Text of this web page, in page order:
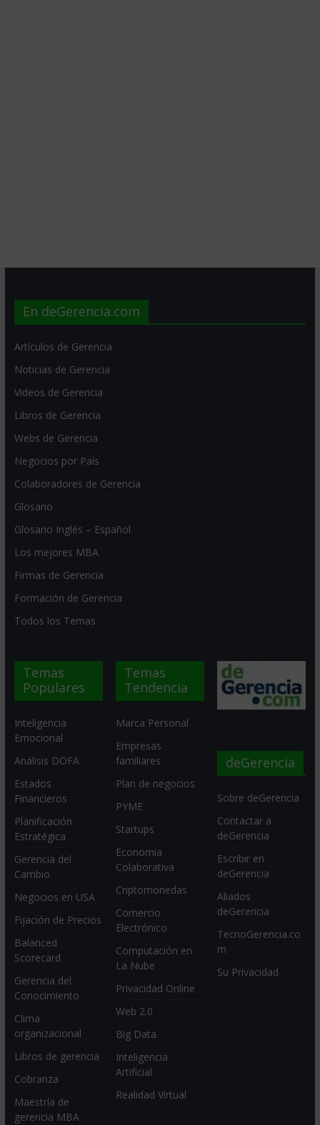
En deGerencia.com
Artículos de Gerencia
Noticias de Gerencia
Videos de Gerencia
Libros de Gerencia
Webs de Gerencia
Negocios por País
Colaboradores de Gerencia
Glosario
Glosario Inglés – Español
Los mejores MBA
Firmas de Gerencia
Formación de Gerencia
Todos los Temas
Temas
Populares
Inteligencia
Emocional
Análisis DOFA
Estados
Financieros
Planificación
Estratégica
Gerencia del
Cambio
Negocios en USA
Fijación de Precios
Balanced
Scorecard
Gerencia del
Conocimiento
Clima
organizacional
Libros de gerencia
Cobranza
Maestría de
gerencia MBA
Temas
Tendencia
Marca Personal
Empresas
familiares
Plan de negocios
PYME
Startups
Economia
Colaborativa
Criptomonedas
Comercio
Electrónico
Computación en
La Nube
Privacidad Online
Web 2.0
Big Data
Inteligencia
Artificial
Realidad Virtual
deGerencia
Sobre deGerencia
Contactar a
deGerencia
Escribir en
deGerencia
Aliados
deGerencia
TecnoGerencia.co
m
Su Privacidad